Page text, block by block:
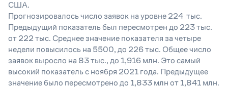
США.
Прогнозировалось число заявок на уровне 224 тыс.
Предыдущий показатель был пересмотрен до 223 тыс.
от 222 тыс. Среднее значение показателя за четыре
недели повысилось на 5500, до 226 тыс. Общее число
заявок выросло на 83 тыс., до 1,916 млн. Это самый
высокий показатель с ноября 2021 года. Предыдущее
значение было пересмотрено до 1,833 млн от 1,841 млн.